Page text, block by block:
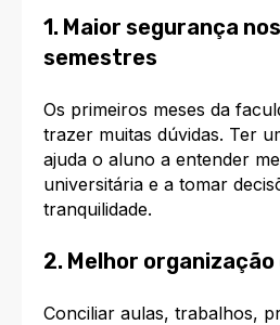
1. Maior segurança
semestres
Os primeiros meses da
trazer muitas dúvidas. Ter
ajuda o aluno a entender
universitária e a tomar
tranquilidade.
2. Melhor
Conciliar aulas, trabalhos,